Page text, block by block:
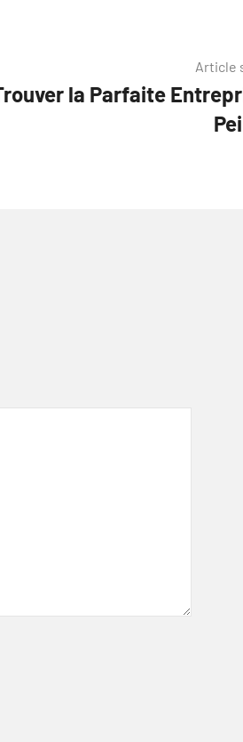
Article
la Parfaite